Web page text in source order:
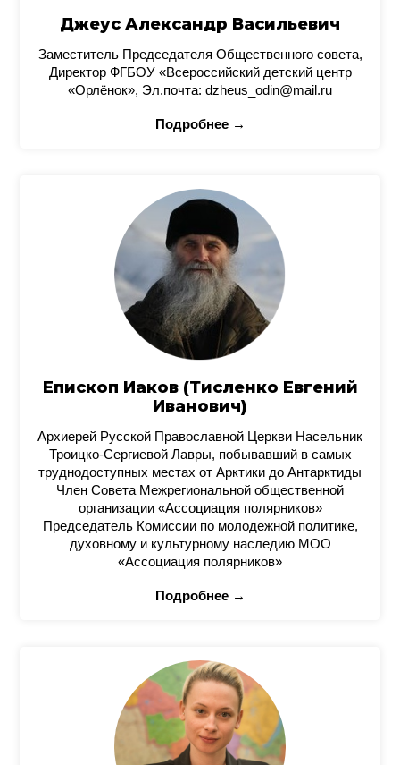
Джеус Александр Васильевич
Заместитель Председателя Общественного совета,
Директор ФГБОУ «Всероссийский детский центр
«Орлёнок», Эл.почта: dzheus_odin@mail.ru
Подробнее →
Епископ Иаков (Тисленко Евгений
Иванович)
Архиерей Русской Православной Церкви Насельник
Троицко-Сергиевой Лавры, побывавший в самых
труднодоступных местах от Арктики до Антарктиды
Член Совета Межрегиональной общественной
организации «Ассоциация полярников»
Председатель Комиссии по молодежной политике,
духовному и культурному наследию МОО
«Ассоциация полярников»
Подробнее →